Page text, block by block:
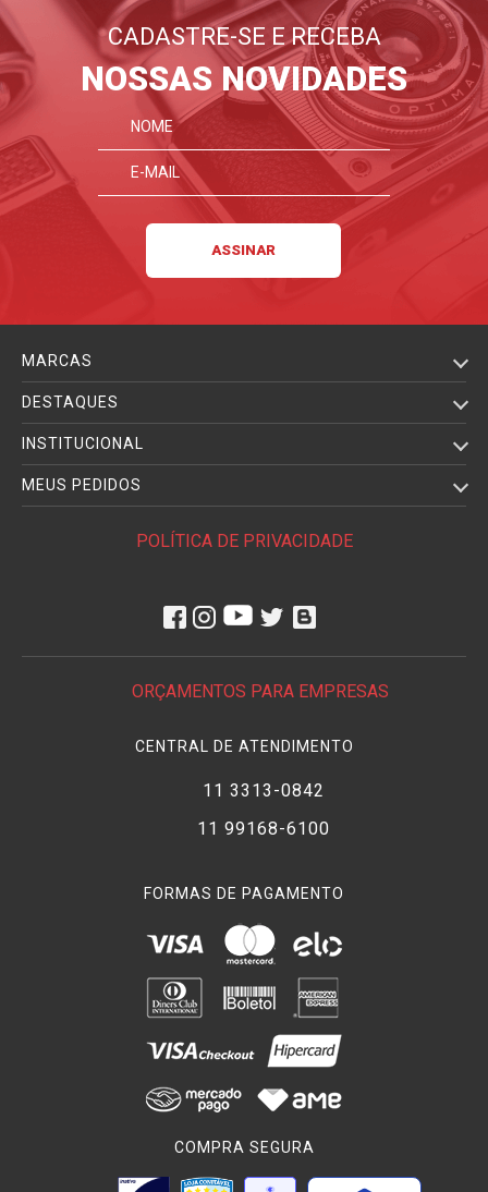
CADASTRE-SE E RECEBA
NOSSAS NOVIDADES
MARCAS
DESTAQUES
INSTITUCIONAL
MEUS PEDIDOS
POLÍTICA DE PRIVACIDADE
ORÇAMENTOS PARA EMPRESAS
CENTRAL DE ATENDIMENTO
11 3313-0842
11 99168-6100
FORMAS DE PAGAMENTO
COMPRA SEGURA